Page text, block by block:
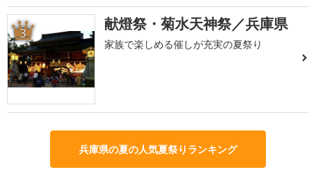
3 献燈祭・菊水天神祭／兵庫県
家族で楽しめる催しが充実の夏祭り
兵庫県の夏の人気夏祭りランキング